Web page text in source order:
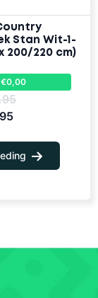
Stan Wit-1-
200/220 cm)